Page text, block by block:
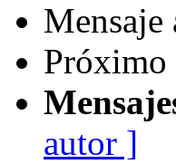
Mensaje
Próximo
autor ]